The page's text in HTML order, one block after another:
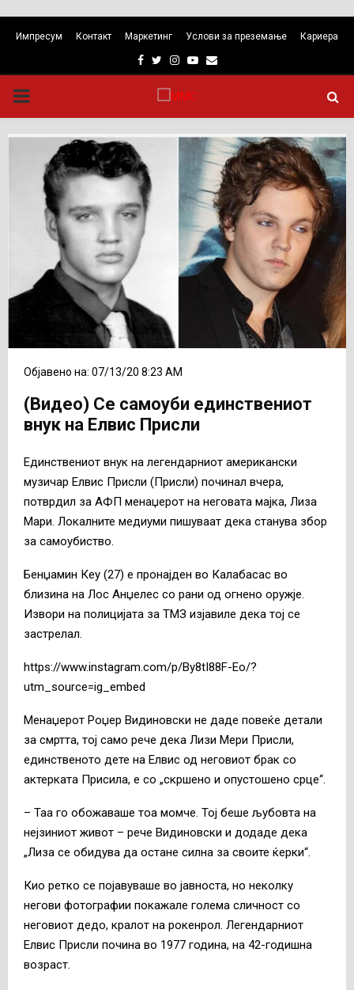
Импресум Контакт Маркетинг Услови за преземање Кариера
Facebook
TwitterInstagram
Youtube
Email
PRIMARY
MENU
Објавено на: 07/13/20 8:23 AM
(Видео) Се самоуби единствениот
внук на Елвис Присли
Единствениот внук на легендарниот американски
музичар Елвис Присли (Присли) починал вчера,
потврдил за АФП менаџерот на неговата мајка, Лиза
Мари. Локалните медиуми пишуваат дека станува збор
за самоубиство.
Бенџамин Кеу (27) е пронајден во Калабасас во
близина на Лос Анџелес со рани од огнено оружје.
Извори на полицијата за ТМЗ изјавиле дека тој се
застрелал.
https://www.instagram.com/p/By8tI88F-Eo/?
utm_source=ig_embed
Менаџерот Роџер Видиновски не даде повеќе детали
за смртта, тој само рече дека Лизи Мери Присли,
единственото дете на Елвис од неговиот брак со
актерката Присила, е со „скршено и опустошено срце“.
– Таа го обожаваше тоа момче. Тој беше љубовта на
нејзиниот живот – рече Видиновски и додаде дека
„Лиза се обидува да остане силна за своите ќерки“.
Кио ретко се појавуваше во јавноста, но неколку
негови фотографии покажале голема сличност со
неговиот дедо, кралот на рокенрол. Легендарниот
Елвис Присли почина во 1977 година, на 42-годишна
возраст.